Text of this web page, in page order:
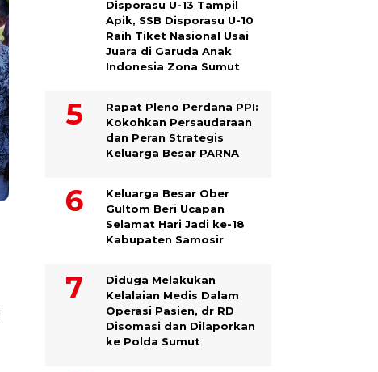
Disporasu U-13 Tampil
Apik, SSB Disporasu U-10
Raih Tiket Nasional Usai
Juara di Garuda Anak
Indonesia Zona Sumut
Rapat Pleno Perdana PPI:
Kokohkan Persaudaraan
dan Peran Strategis
Keluarga Besar PARNA
Keluarga Besar Ober
Gultom Beri Ucapan
Selamat Hari Jadi ke-18
Kabupaten Samosir
Diduga Melakukan
Kelalaian Medis Dalam
Operasi Pasien, dr RD
Disomasi dan Dilaporkan
ke Polda Sumut